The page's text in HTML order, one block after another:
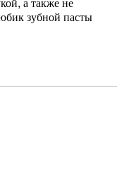
зубной пасты